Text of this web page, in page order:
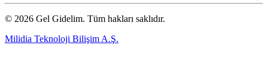
© 2026 Gel Gidelim. Tüm hakları saklıdır.
Milidia Teknoloji Bilişim A.Ş.